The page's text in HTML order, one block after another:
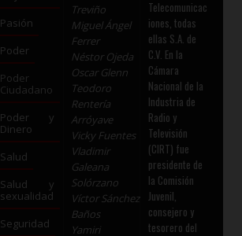
Pasión
Poder
Poder
Ciudadano
Poder y
Dinero
Salud
Salud y
sexualidad
Seguridad
Treviño
Miguel Ángel
Ferrer
Néstor Ojeda
Oscar Glenn
Teodoro
Rentería
Arróyave
Vicky Fuentes
Vladimir
Galeana
Solórzano
Víctor Sánchez
Baños
Yamiri
Telecomunicac
iones, todas
ellas S.A. de
C.V. En la
Cámara
Nacional de la
Industria de
Radio y
Televisión
(CIRT) fue
presidente de
la Comisión
Juvenil,
consejero y
tesorero del